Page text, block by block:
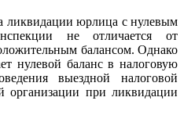
ликвидации юрлица с нулевым
не отличается от
балансом. Однако
нулевой баланс в налоговую
выездной налоговой
организации при ликвидации